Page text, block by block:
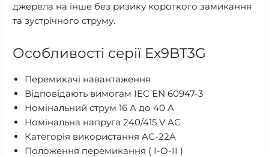
джерела на інше без ризику короткого замикання
та зустрічного струму.
Особливості серії Ex9BT3G
Перемикачі навантаження
Відповідають вимогам IEC EN 60947-3
Номінальний струм 16 A до 40 A
Номінальна напруга 240/415 V AC
Категорія використання AC-22A
Положення перемикання ( I-O-II )